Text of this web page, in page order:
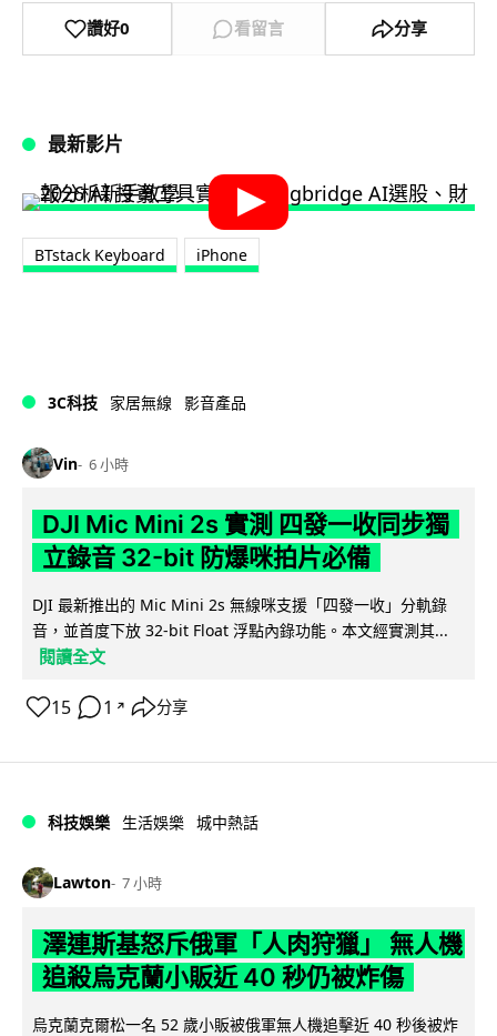
讚好0 看留言 分享
最新影片
BTstack Keyboard iPhone
3C科技 家居無線 影音產品
Vin 6 小時
DJI Mic Mini 2s 實測 四發一收同步獨
立錄音 32-bit 防爆咪拍片必備
DJI 最新推出的 Mic Mini 2s 無線咪支援「四發一收」分軌錄
音，並首度下放 32-bit Float 浮點內錄功能。本文經實測其...
閱讀全文
15 1 ↗ 分享
科技娛樂 生活娛樂 城中熱話
Lawton 7 小時
澤連斯基怒斥俄軍「人肉狩獵」 無人機
追殺烏克蘭小販近 40 秒仍被炸傷
烏克蘭克爾松一名 52 歲小販被俄軍無人機追擊近 40 秒後被炸